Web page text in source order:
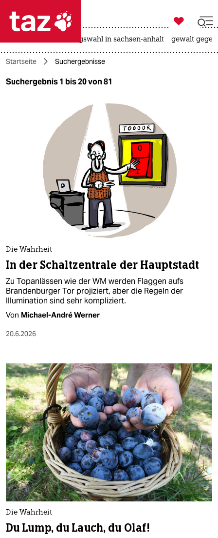
 taz zahl ich
taz zahl ich
themen
gesellschaft
wahrheit
verlag
verlag
fragen & hilfe
unterstützen
abo
genossenschaft
epaper login

taz zahl ich
landtagswahl in sachsen-anhalt gewalt
Startseite Suchergebnisse
Suchergebnis 1 bis 20 von 81
Die Wahrheit
In der Schaltzentrale der Hauptstadt
Zu Topanlässen wie der WM werden Flaggen aufs
Brandenburger Tor projiziert, aber die Regeln der
Illumination sind sehr kompliziert.
Von Michael-André Werner
20.6.2026
Die Wahrheit
Du Lump, du Lauch, du Olaf!